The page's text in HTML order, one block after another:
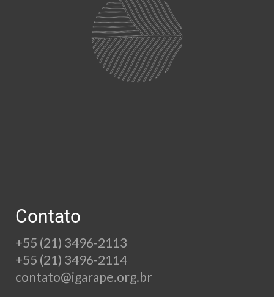
Contato
+55 (21) 3496-2113
+55 (21) 3496-2114
contato@igarape.org.br